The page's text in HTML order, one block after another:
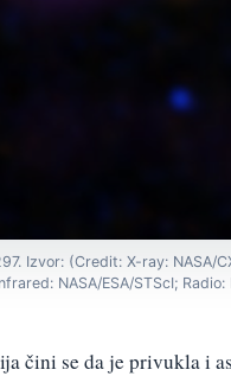
Izvor: (Credit: X-ray: NASA/
NASA/ESA/STScI; Radio:
čini se da je privukla i